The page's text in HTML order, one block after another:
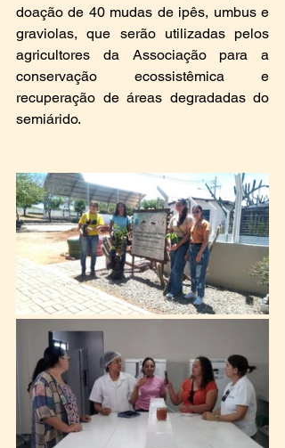
doação de 40 mudas de ipês, umbus e
graviolas, que serão utilizadas pelos
agricultores da Associação para a
conservação ecossistêmica e
recuperação de áreas degradadas do
semiárido.